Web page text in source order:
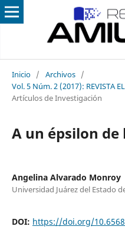
Inicio / Archivos /
Vol. 5 Núm. 2 (2017): REVISTA
Artículos de Investigación
A un épsilon
Angelina Alvarado Monroy
Universidad Juárez del Estado
DOI: https://doi.org/